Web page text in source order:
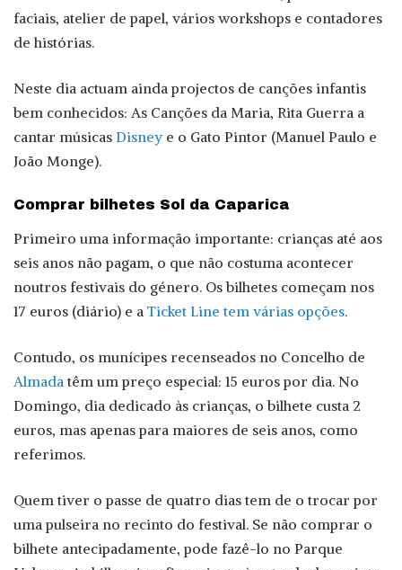
faciais, atelier de papel, vários workshops e contadores
de histórias.
Neste dia actuam ainda projectos de canções infantis
bem conhecidos: As Canções da Maria, Rita Guerra a
cantar músicas Disney e o Gato Pintor (Manuel Paulo e
João Monge).
Comprar bilhetes Sol da Caparica
Primeiro uma informação importante: crianças até aos
seis anos não pagam, o que não costuma acontecer
noutros festivais do género. Os bilhetes começam nos
17 euros (diário) e a Ticket Line tem várias opções.
Contudo, os munícipes recenseados no Concelho de
Almadatêm um preço especial: 15 euros por dia. No
Domingo, dia dedicado às crianças, o bilhete custa 2
euros, mas apenas para maiores de seis anos, como
referimos.
Quem tiver o passe de quatro dias tem de o trocar por
uma pulseira no recinto do festival. Se não comprar o
bilhete antecipadamente, pode fazê-lo no Parque